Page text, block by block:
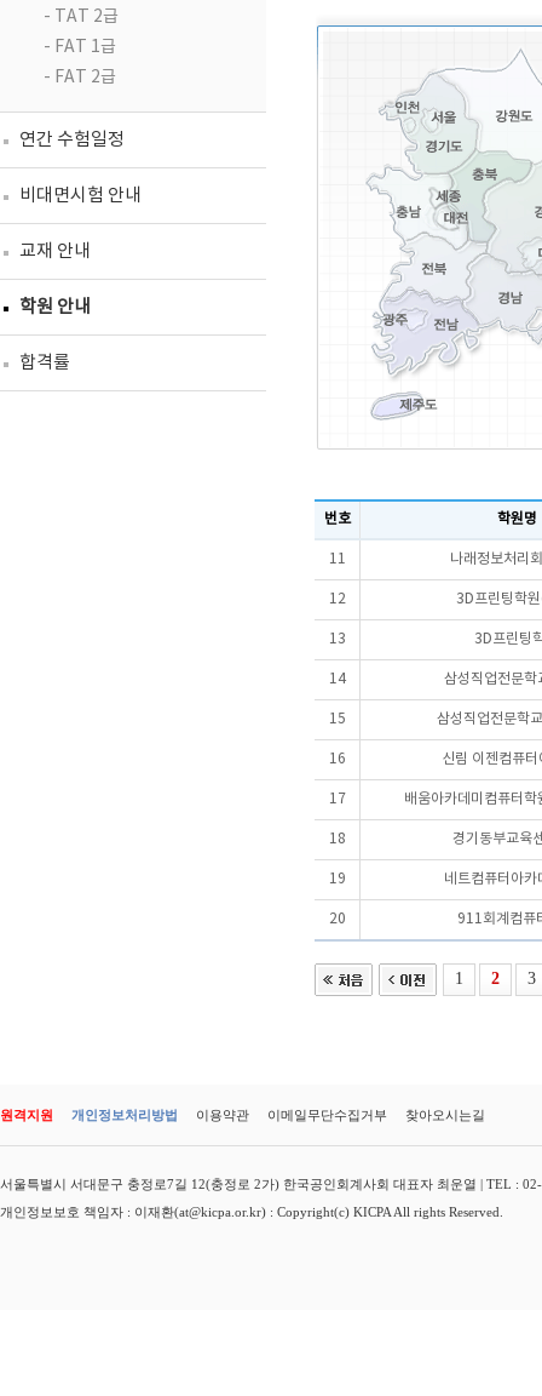
- TAT 2급
- FAT 1급
- FAT 2급
연간 수험일정
비대면시험 안내
교재 안내
학원 안내
합격률
번호 학원명
11 나래정보처리
12 3D프린팅학
13 3D프린팅
14 삼성직업전문학
15 삼성직업전문학
16 신림 이젠컴퓨
17 배움아카데미컴퓨터학
18 경기동부교육
19 네트컴퓨터아카
20 911회계컴퓨
1 2 3
원격지원 개인정보처리방법 이용약관 이메일무단수집거부 찾아오시는길
서울특별시 서대문구 충정로7길 12(충정로 2가) 한국공인회계사회 대표자 최운열 | TEL :
개인정보보호 책임자 : 이재환(at@kicpa.or.kr) : Copyright(c) KICPA All rights Reserved.